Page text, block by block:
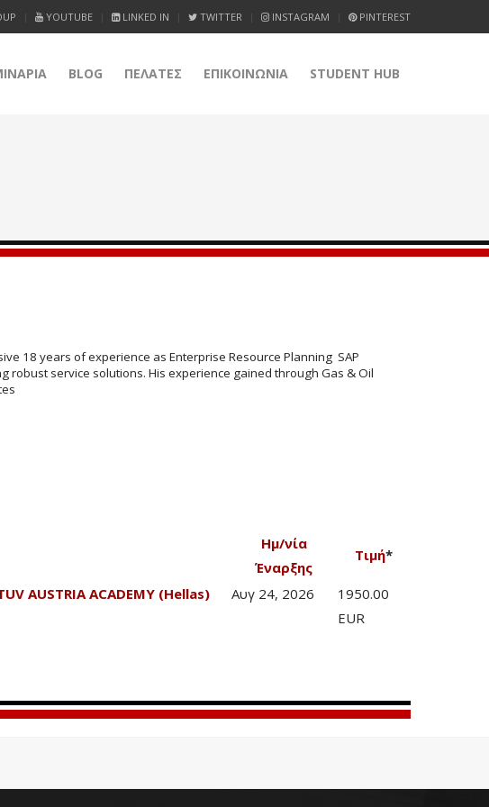
YOUTUBE LINKED IN TWITTER INSTAGRAM PINTEREST
BLOG ΠΕΛΑΤΕΣ ΕΠΙΚΟΙΝΩΝΙΑ STUDENT HUB
18 years of experience as Enterprise Resource Planning SAP
robust service solutions. His experience gained through Gas & Oil
Ημ/νία
Έναρξης
Τιμή*
AUSTRIA ACADEMY (Hellas) Αυγ 24, 2026
1950.00
EUR